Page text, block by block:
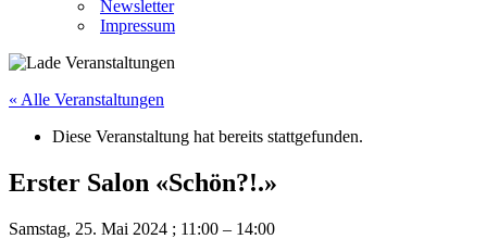
Newsletter
Impressum
« Alle Veranstaltungen
Diese Veranstaltung hat bereits stattgefunden.
Erster Salon «Schön?!.»
Samstag, 25. Mai 2024 ; 11:00 – 14:00